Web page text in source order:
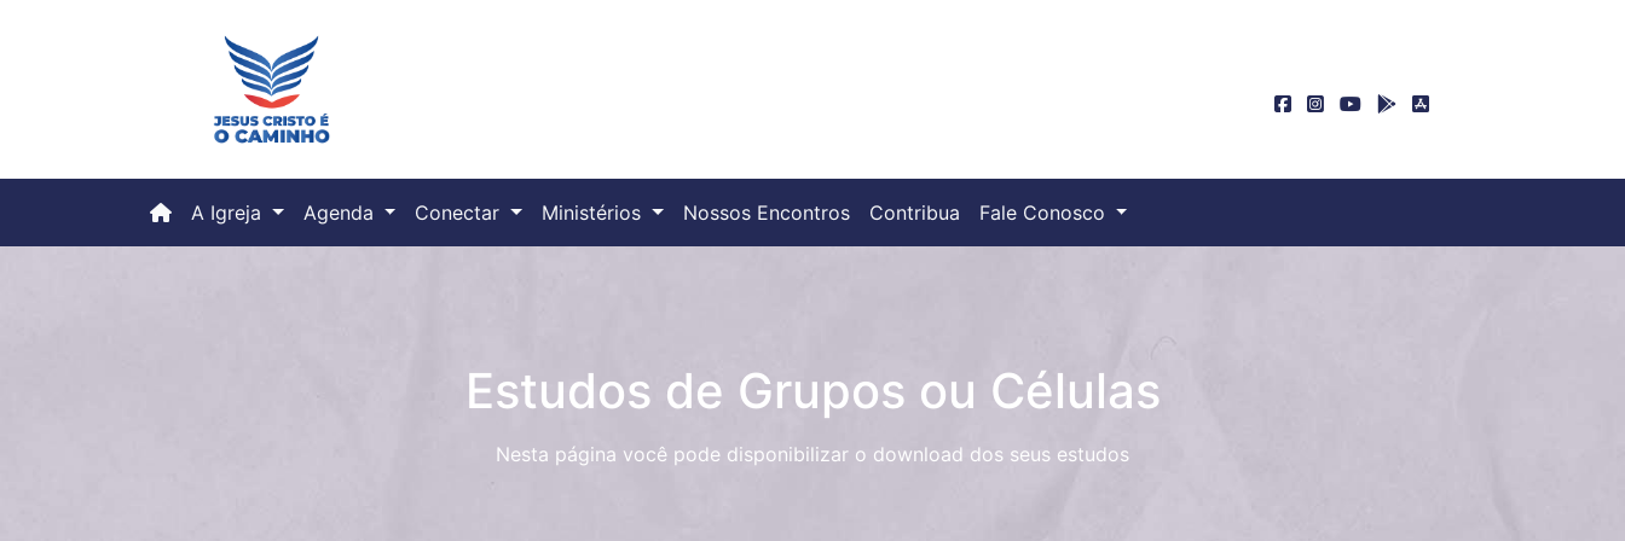
(current)
A Igreja Agenda Conectar Ministérios Nossos Encontros Contribua Fale Conosco
Estudos de Grupos ou Células
Nesta página você pode disponibilizar o download dos seus estudos